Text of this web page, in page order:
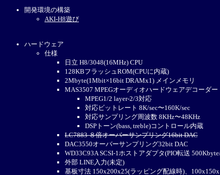
開発環境の構築
AKI-H8遊び
ハードウェア
仕様
日立 H8/3048(16MHz) CPU
128KBフラッシュROM(CPUに内蔵)
2Mbyte(1Mbit×16bit DRAMx1) メインメモリ
MAS3507 MPEGオーディオハードウェアデコーダー
MPEG1/2 layer-2/3対応
対応ビットレート 8K/sec〜160K/sec
対応サンプリング周波数 8KHz〜48KHz
DSPトーン(bass, treble)コントロール内蔵
LC7883 ８倍オーバーサンプリング16bit DAC
DAC3550オーバーサンプリング32bit DAC
WD33C93A SCSI-1ホストアダプタ(PIO転送
外部 LINE入力(未定)
基板寸法 150x200x25(ラッピング配線時)、